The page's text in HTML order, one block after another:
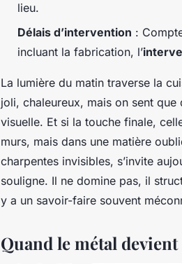
lieu.
Délais d’intervention :
incluant la fabrication, l’
La lumière du matin traverse la
joli, chaleureux, mais on sent
visuelle. Et si la touche finale,
murs, mais dans une matière
charpentes invisibles, s’invite
souligne. Il ne domine pas, il
y a un savoir-faire souvent
Quand le métal